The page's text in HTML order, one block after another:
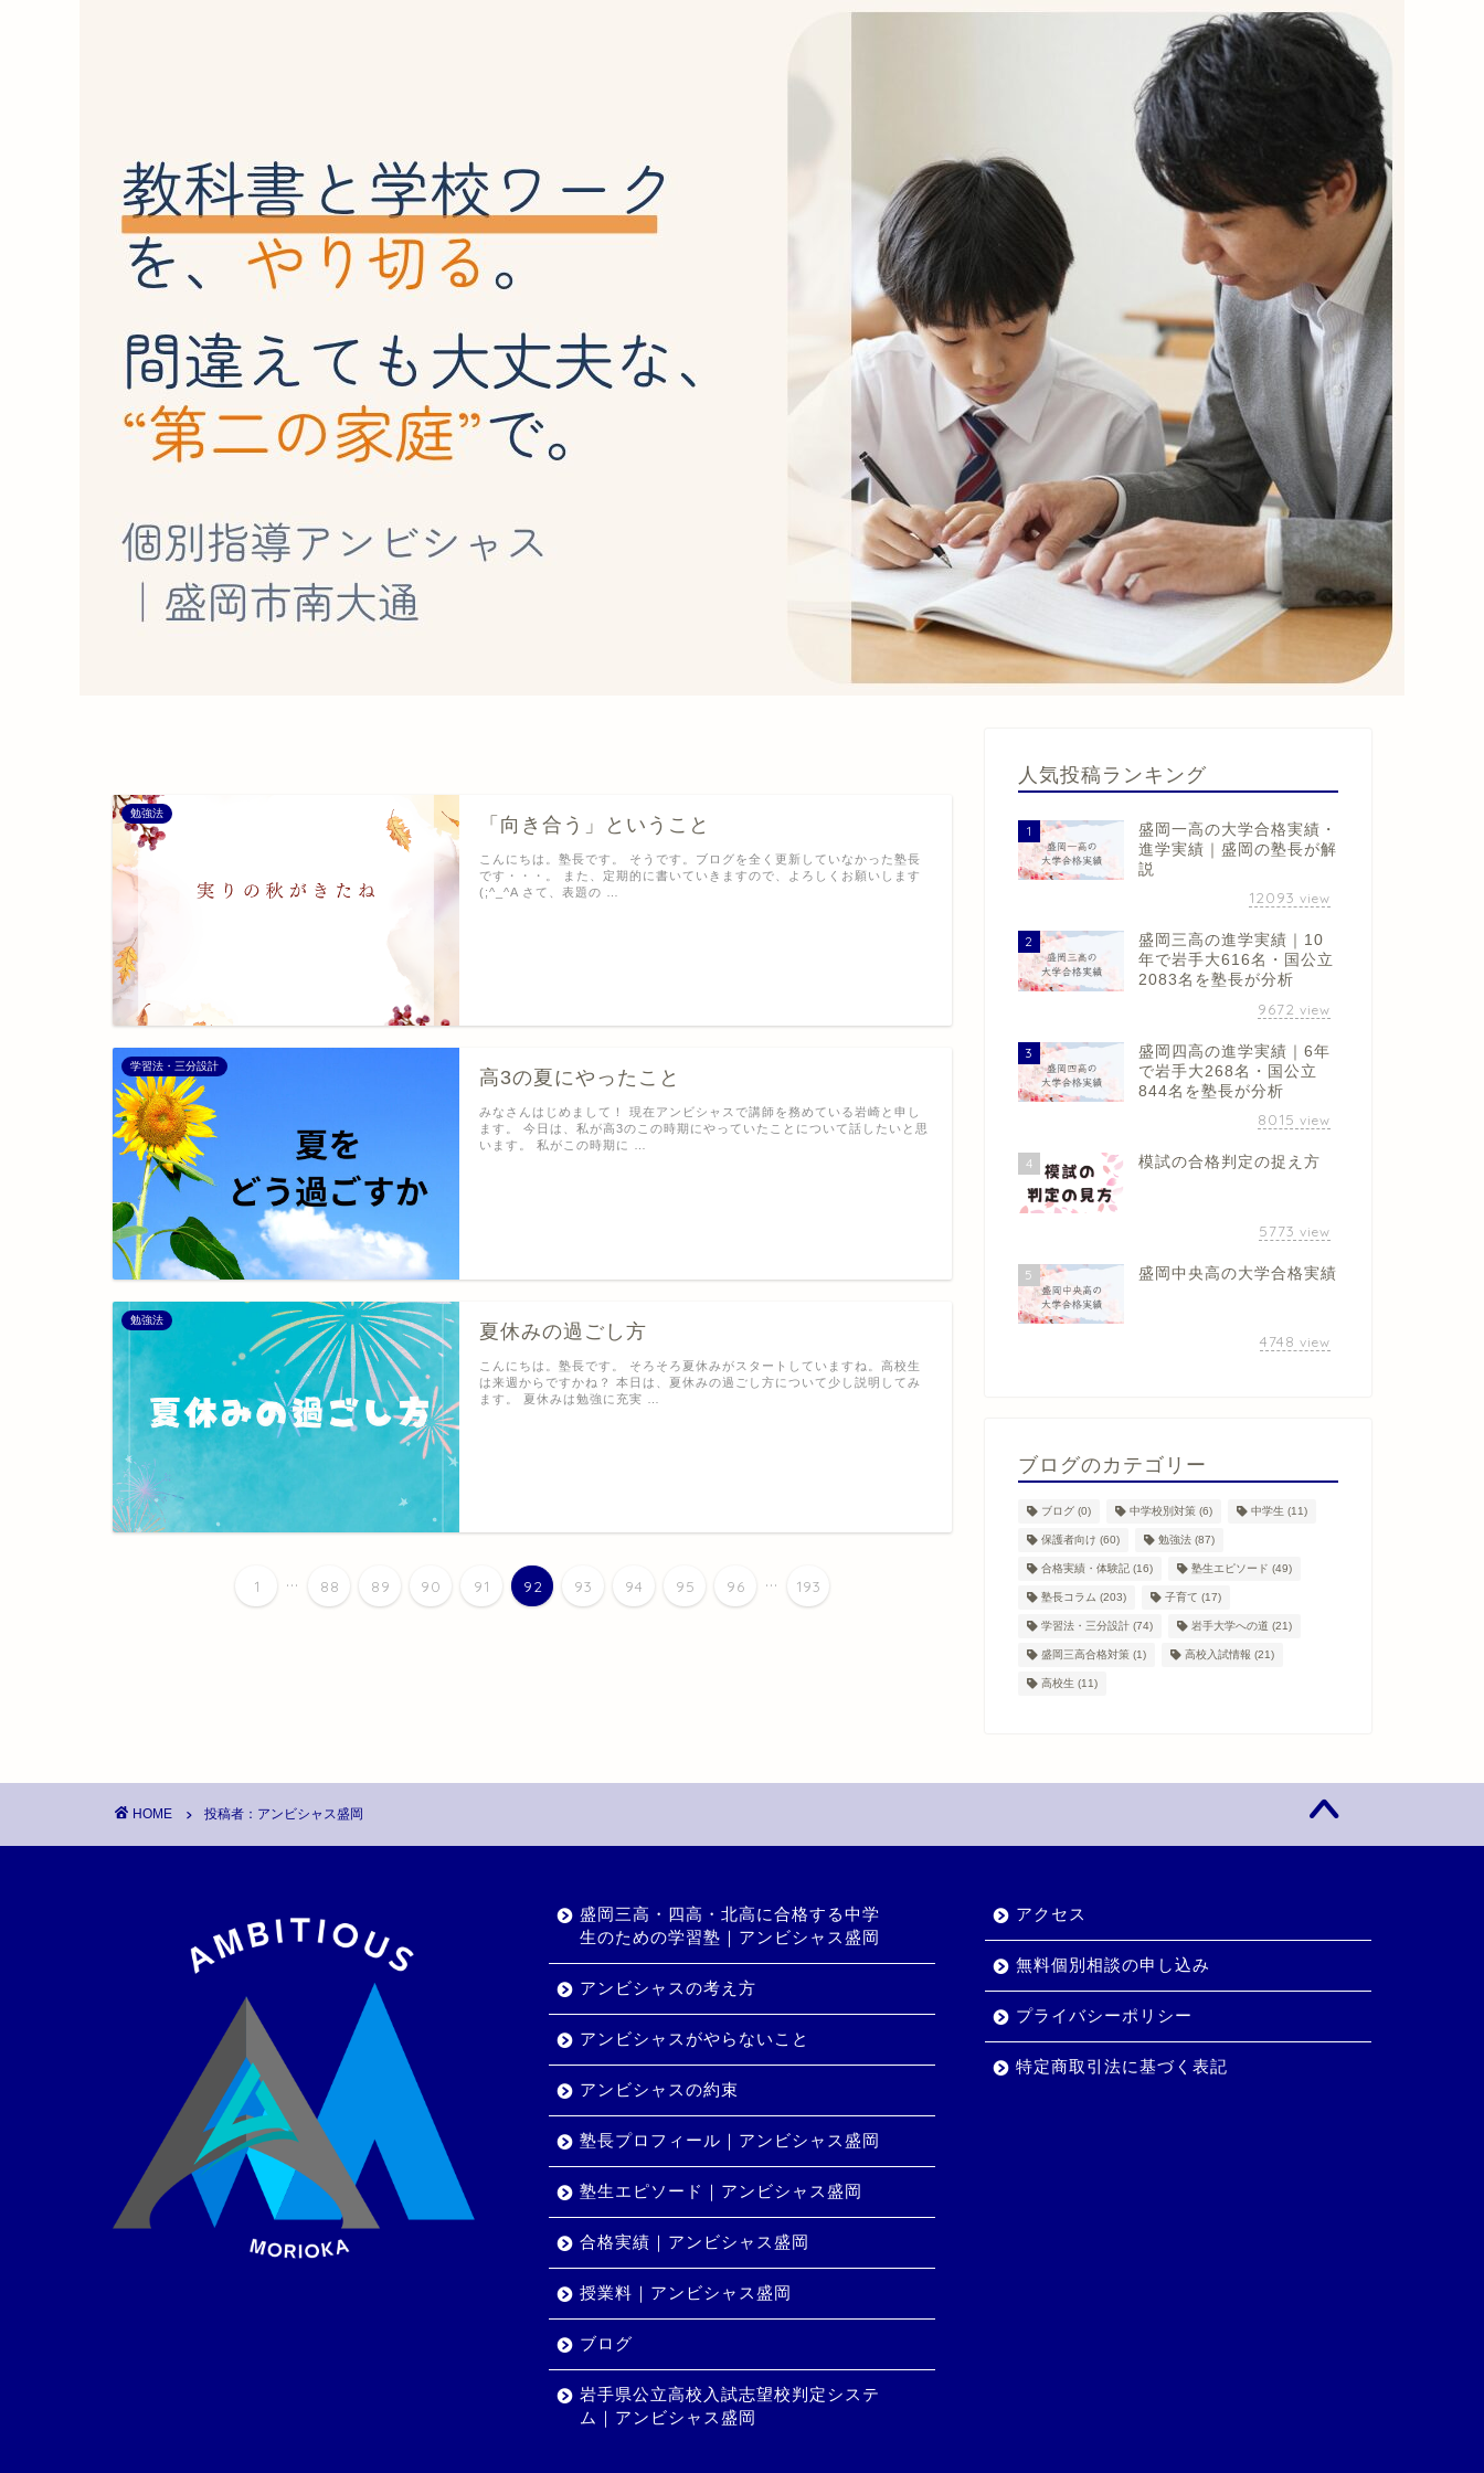
勉強法
「向き合う」ということ
こんにちは。塾長です。 そうです。ブログを全く更新していなかった塾長
です・・・。 また、定期的に書いていきますので、よろしくお願いします
(;^_^A さて、表題の …
学習法・三分設計
高3の夏にやったこと
みなさんはじめまして！ 現在アンビシャスで講師を務めている岩崎と申し
ます。 今日は、私が高3のこの時期にやっていたことについて話したいと思
います。 私がこの時期に …
勉強法
夏休みの過ごし方
こんにちは。塾長です。 そろそろ夏休みがスタートしていますね。高校生
は来週からですかね？ 本日は、夏休みの過ごし方について少し説明してみ
ます。 夏休みは勉強に充実 …
1 ... 88 89 90 91 92 93 94 95 96 ... 193
人気投稿ランキング
1
盛岡一高の大学合格実績・
進学実績｜盛岡の塾長が解
説
12093 view
2
盛岡三高の進学実績｜10
年で岩手大616名・国公立
2083名を塾長が分析
9672 view
3
盛岡四高の進学実績｜6年
で岩手大268名・国公立
844名を塾長が分析
8015 view
4 模試の合格判定の捉え方
5773 view
5 盛岡中央高の大学合格実績
4748 view
ブログのカテゴリー
ブログ(0) 中学校別対策 (6) 中学生 (11)
保護者向け (60) 勉強法(87)
合格実績・体験記(16) 塾生エピソード (49)
塾長コラム (203) 子育て (17)
学習法・三分設計(74) 岩手大学への道 (21)
盛岡三高合格対策 (1) 高校入試情報 (21)
高校生 (11)
HOME 投稿者：アンビシャス盛岡
盛岡三高・四高・北高に合格する中学
生のための学習塾｜アンビシャス盛岡
アンビシャスの考え方
アンビシャスがやらないこと
アンビシャスの約束
塾長プロフィール｜アンビシャス盛岡
塾生エピソード｜アンビシャス盛岡
合格実績｜アンビシャス盛岡
授業料｜アンビシャス盛岡
ブログ
岩手県公立高校入試志望校判定システ
ム｜アンビシャス盛岡
アクセス
無料個別相談の申し込み
プライバシーポリシー
特定商取引法に基づく表記